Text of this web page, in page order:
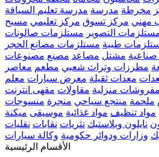
مخرطة مدرسة مدرسة تعليم السياقة
مهني مركز تسوق مركز تعليمي مسبح
التصوير مستلزمات صالونات
طبية مستلزمات مصانع الحجر
مشتل مصاعد مصنع مصنوعات
مطرزات وتراث شعبي مطعم معاصر
معدات ثقيلة معرض سيارات معلم
مفروشات منزلية مقاولات مقهى انترنت
ملحمة منتجع سياحي منجرة منسوجات
مواد تنظيف مواد غذائية موسيقى ميكنة
نايلون وبلاستيك نثريات نقابات نقليات
وزارات ودوائر حكومية وكالة سيارات
الأقسام الرئيسية